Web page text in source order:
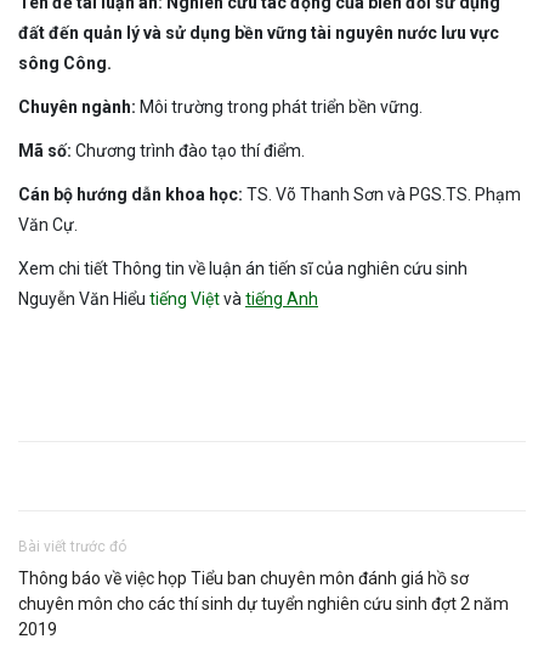
đất đến quản lý và sử dụng bền vững tài nguyên nước lưu vực
sông Công.
Chuyên ngành: Môi trường trong phát triển bền vững.
Mã số: Chương trình đào tạo thí điểm.
Cán bộ hướng dẫn khoa học: TS. Võ Thanh Sơn và PGS.TS. Phạm
Văn Cự.
Xem chi tiết Thông tin về luận án tiến sĩ của nghiên cứu sinh
Nguyễn Văn Hiểu tiếng Việtvàtiếng Anh
Bài viết trước đó
Thông báo về việc họp Tiểu ban chuyên môn đánh giá hồ sơ
chuyên môn cho các thí sinh dự tuyển nghiên cứu sinh đợt 2 năm
2019